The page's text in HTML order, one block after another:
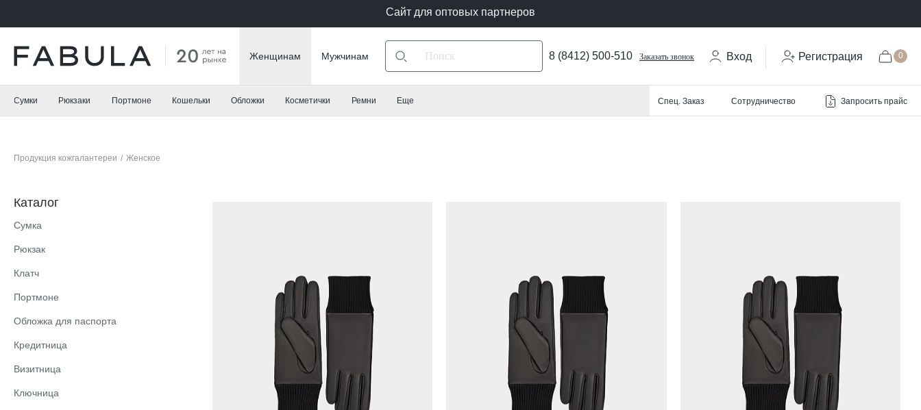
Сайт для оптовых партнеров
Женщинам Мужчинам 8 (8412) 500-510 Заказать звонок Вход Регистрация 0
Сумки Рюкзаки Портмоне Кошельки Обложки Косметички Ремни Еще Спец. Заказ Сотрудничество Запросить прайс
Продукция кожгалантереи / Женское
Каталог
Сумка
Рюкзак
Клатч
Портмоне
Обложка для паспорта
Кредитница
Визитница
Ключница